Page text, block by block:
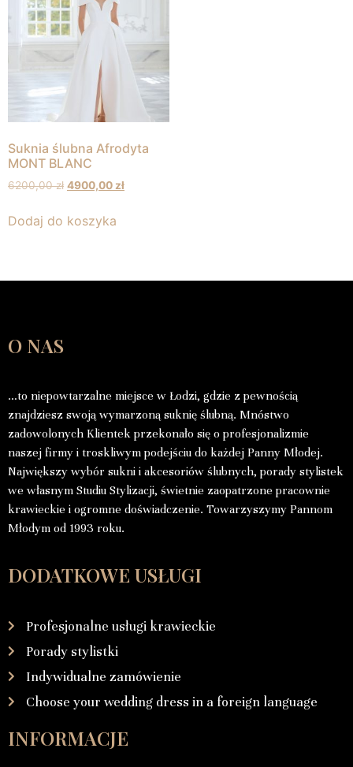
Suknia ślubna Afrodyta
MONT BLANC
6200,00zł 4900,00zł
Dodaj do koszyka
O NAS
…to niepowtarzalne miejsce w Łodzi, gdzie z pewnością
znajdziesz swoją wymarzoną suknię ślubną. Mnóstwo
zadowolonych Klientek przekonało się o profesjonalizmie
naszej firmy i troskliwym podejściu do każdej Panny Młodej.
Największy wybór sukni i akcesoriów ślubnych, porady stylistek
we własnym Studiu Stylizacji, świetnie zaopatrzone pracownie
krawieckie i ogromne doświadczenie. Towarzyszymy Pannom
Młodym od 1993 roku.
DODATKOWE USŁUGI
Profesjonalne usługi krawieckie
Porady stylistki
Indywidualne zamówienie
Choose your wedding dress in a foreign language
INFORMACJE